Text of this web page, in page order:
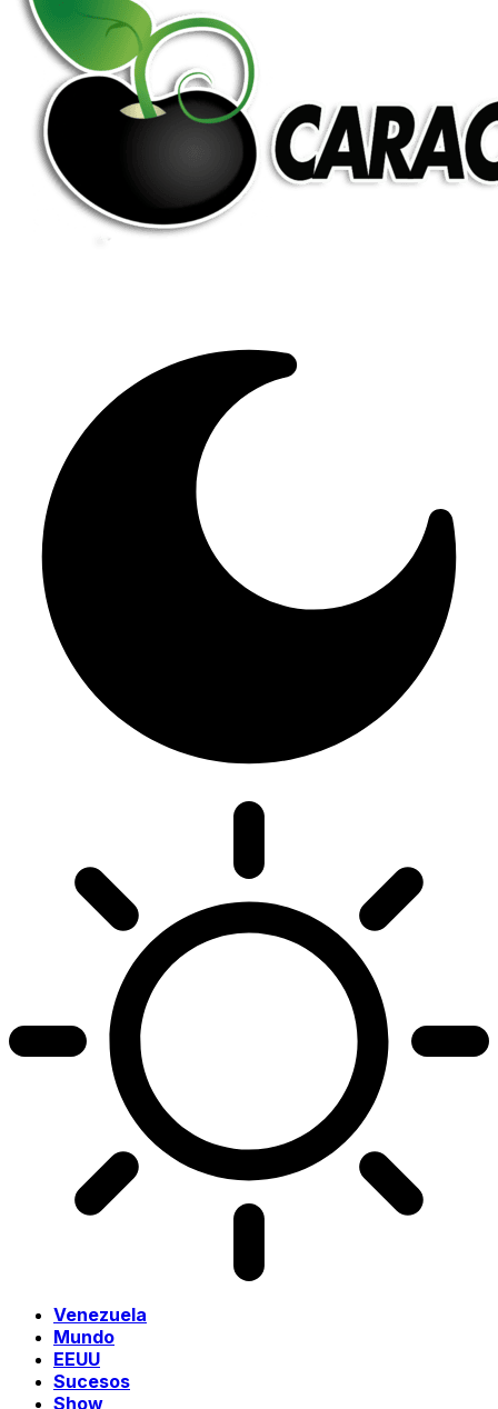
Venezuela
Mundo
EEUU
Sucesos
Show